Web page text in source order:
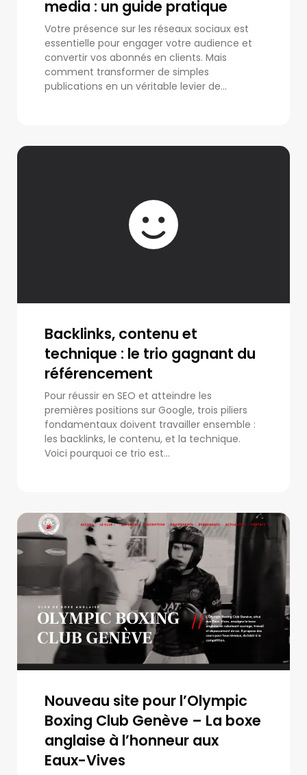
media : un guide pratique
Votre présence sur les réseaux sociaux est
essentielle pour engager votre audience et
convertir vos abonnés en clients. Mais
comment transformer de simples
publications en un véritable levier de...
Backlinks, contenu et
technique : le trio gagnant du
référencement
Pour réussir en SEO et atteindre les
premières positions sur Google, trois piliers
fondamentaux doivent travailler ensemble :
les backlinks, le contenu, et la technique.
Voici pourquoi ce trio est...
Nouveau site pour l’Olympic
Boxing Club Genève – La boxe
anglaise à l’honneur aux
Eaux-Vives